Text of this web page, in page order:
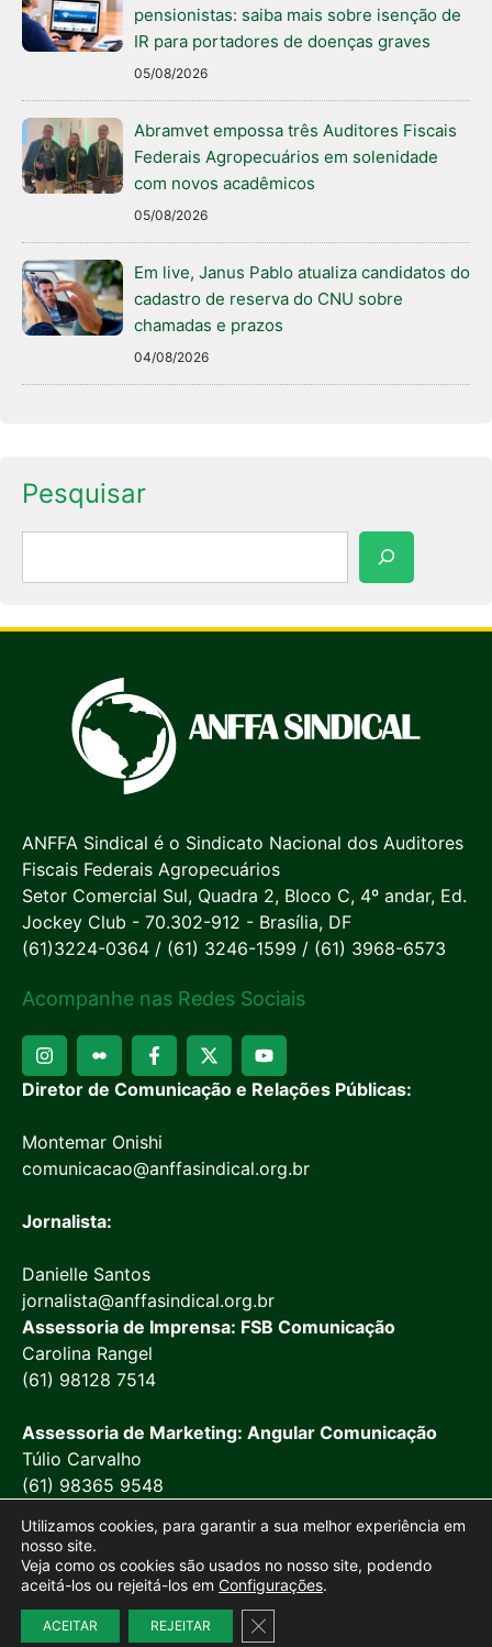
pensionistas: saiba mais sobre isenção de
IR para portadores de doenças graves
05/08/2026
Abramvet empossa três Auditores Fiscais
Federais Agropecuários em solenidade
com novos acadêmicos
05/08/2026
Em live, Janus Pablo atualiza candidatos do
cadastro de reserva do CNU sobre
chamadas e prazos
04/08/2026
Pesquisar
ANFFA Sindical é o Sindicato Nacional dos Auditores
Fiscais Federais Agropecuários
Setor Comercial Sul, Quadra 2, Bloco C, 4º andar, Ed.
Jockey Club - 70.302-912 - Brasília, DF
(61)3224-0364 / (61) 3246-1599 / (61) 3968-6573
Acompanhe nas Redes Sociais
Diretor de Comunicação e Relações Públicas:
Montemar Onishi
comunicacao@anffasindical.org.br
Jornalista:
Danielle Santos
jornalista@anffasindical.org.br
Assessoria de Imprensa: FSB Comunicação
Carolina Rangel
(61) 98128 7514
Assessoria de Marketing: Angular Comunicação
Túlio Carvalho
(61) 98365 9548
Site desenvolvido porMarketing Objetivo
Utilizamos cookies, para garantir a sua melhor experiência em
nosso site.
Veja como os cookies são usados no nosso site, podendo
aceitá-los ou rejeitá-los em Configurações.
ACEITAR REJEITAR Close GDPR Cookie Banner